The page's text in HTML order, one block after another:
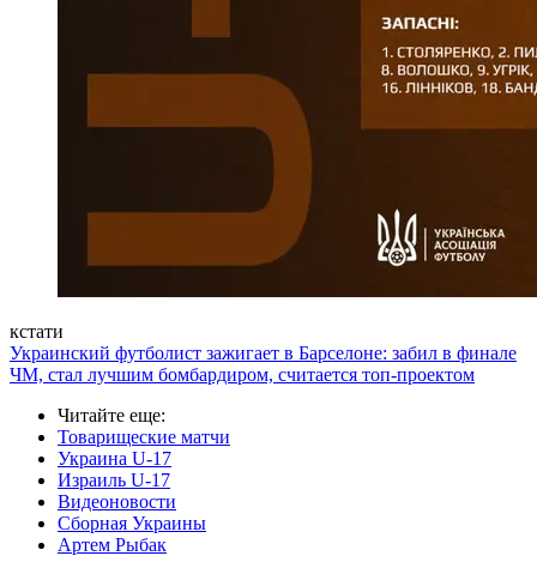
кстати
Украинский футболист зажигает в Барселоне: забил в финале
ЧМ, стал лучшим бомбардиром, считается топ-проектом
Читайте еще:
Товарищеские матчи
Украина U-17
Израиль U-17
Видеоновости
Сборная Украины
Артем Рыбак